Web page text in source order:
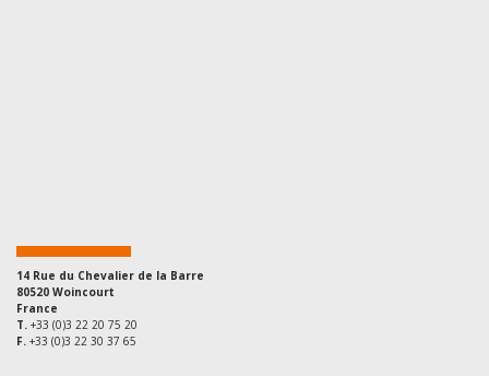
14 Rue du Chevalier de la Barre
80520 Woincourt
France
T. +33 (0)3 22 20 75 20
F. +33 (0)3 22 30 37 65